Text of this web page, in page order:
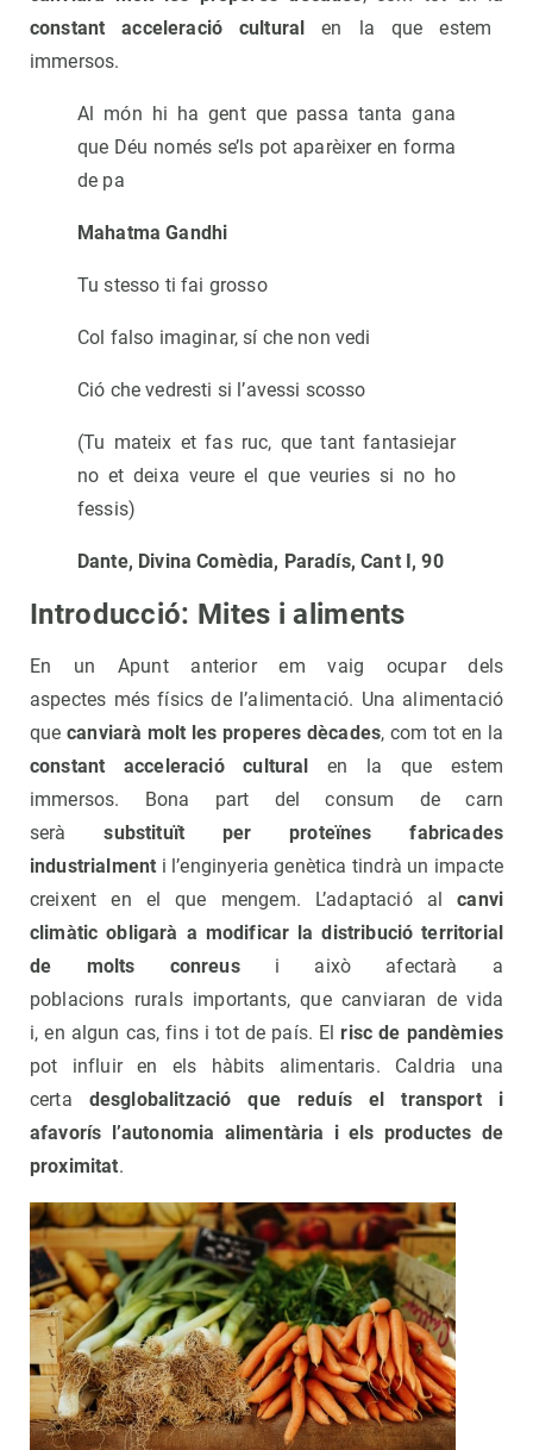
constant acceleració cultural
en la que estem
immersos.
Al món hi ha gent que passa tanta gana
que Déu només se’ls pot aparèixer en forma
de pa
Mahatma Gandhi
Tu stesso ti fai grosso
Col falso imaginar, sí che non vedi
Ció che vedresti si l’avessi scosso
(Tu mateix et fas ruc, que tant fantasiejar
no et deixa veure el que veuries si no ho
fessis)
Dante, Divina Comèdia, Paradís, Cant I, 90
Introducció: Mites i aliments
En un Apunt anterior em vaig ocupar dels
aspectes més físics de l’alimentació. Una alimentació
quecanviarà molt les properes dècades, com tot en la
constant acceleració culturalen la que estem
immersos. Bona part del consum de carn
seràsubstituït per proteïnes fabricades
industrialment i l’enginyeria genètica tindrà un impacte
creixent en el que mengem. L’adaptació alcanvi
climàtic obligarà a modificar la distribució territorial
de molts conreusi això afectarà a
poblacions rurals importants, que canviaran de vida
i, en algun cas, fins i tot de país. Elrisc de pandèmies
pot influir en els hàbits alimentaris. Caldria una
certa desglobalització que reduís el transport i
afavorís l’autonomia alimentària i els productes de
proximitat.